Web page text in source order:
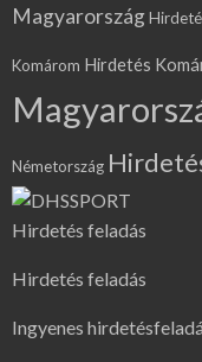
Magyarország
Komárom Hirdetés
Németország
Hirdetés feladás
Hirdetés feladás
Ingyenes